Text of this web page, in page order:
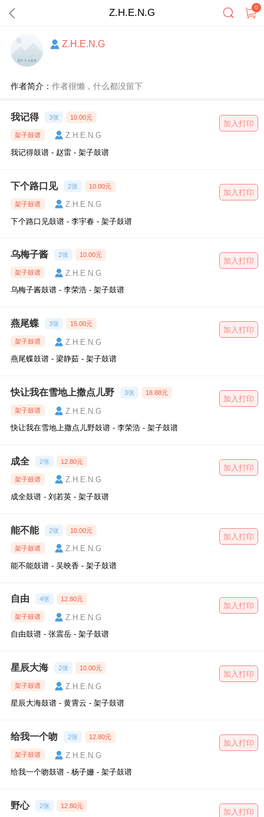
Z.H.E.N.G 0
Z.H.E.N.G
作者简介： 作者很懒，什么都没留下
我记得 3张 10.00元
架子鼓谱
Z.H.E.N.G
我记得鼓谱 - 赵雷 - 架子鼓谱
加入打印
下个路口见 2张 10.00元
架子鼓谱
Z.H.E.N.G
下个路口见鼓谱 - 李宇春 - 架子鼓谱
加入打印
乌梅子酱 2张 10.00元
架子鼓谱
Z.H.E.N.G
乌梅子酱鼓谱 - 李荣浩 - 架子鼓谱
加入打印
燕尾蝶 3张 15.00元
架子鼓谱
Z.H.E.N.G
燕尾蝶鼓谱 - 梁静茹 - 架子鼓谱
加入打印
快让我在雪地上撒点儿野 3张 18.88元
架子鼓谱
Z.H.E.N.G
快让我在雪地上撒点儿野鼓谱 - 李荣浩 - 架子鼓谱
加入打印
成全 2张 12.80元
架子鼓谱
Z.H.E.N.G
成全鼓谱 - 刘若英 - 架子鼓谱
加入打印
能不能 2张 10.00元
架子鼓谱
Z.H.E.N.G
能不能鼓谱 - 吴映香 - 架子鼓谱
加入打印
自由 4张 12.80元
架子鼓谱
Z.H.E.N.G
自由鼓谱 - 张震岳 - 架子鼓谱
加入打印
星辰大海 2张 10.00元
架子鼓谱
Z.H.E.N.G
星辰大海鼓谱 - 黄霄云 - 架子鼓谱
加入打印
给我一个吻 2张 12.80元
架子鼓谱
Z.H.E.N.G
给我一个吻鼓谱 - 杨子姗 - 架子鼓谱
加入打印
野心 2张 12.80元
加入打印